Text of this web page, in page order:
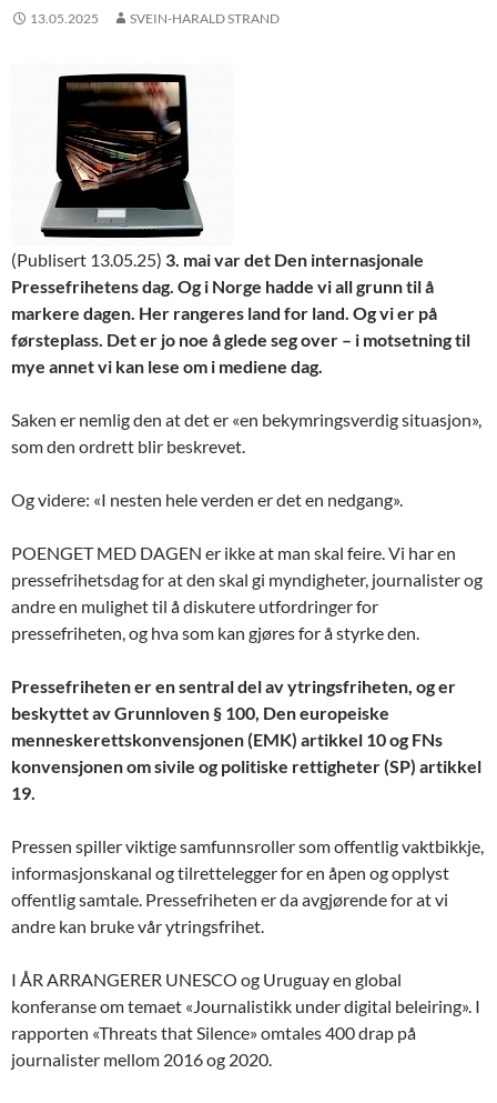
13.05.2025 SVEIN-HARALD STRAND
(Publisert 13.05.25) 3. mai var det Den internasjonale
Pressefrihetens dag. Og i Norge hadde vi all grunn til å
markere dagen. Her rangeres land for land. Og vi er på
førsteplass. Det er jo noe å glede seg over – i motsetning til
mye annet vi kan lese om i mediene dag.
Saken er nemlig den at det er «en bekymringsverdig situasjon»,
som den ordrett blir beskrevet.
Og videre: «I nesten hele verden er det en nedgang».
POENGET MED DAGEN er ikke at man skal feire. Vi har en
pressefrihetsdag for at den skal gi myndigheter, journalister og
andre en mulighet til å diskutere utfordringer for
pressefriheten, og hva som kan gjøres for å styrke den.
Pressefriheten er en sentral del av ytringsfriheten, og er
beskyttet av Grunnloven § 100, Den europeiske
menneskerettskonvensjonen (EMK) artikkel 10 og FNs
konvensjonen om sivile og politiske rettigheter (SP) artikkel
19.
Pressen spiller viktige samfunnsroller som offentlig vaktbikkje,
informasjonskanal og tilrettelegger for en åpen og opplyst
offentlig samtale. Pressefriheten er da avgjørende for at vi
andre kan bruke vår ytringsfrihet.
I ÅR ARRANGERER UNESCO og Uruguay en global
konferanse om temaet «Journalistikk under digital beleiring». I
rapporten «Threats that Silence» omtales 400 drap på
journalister mellom 2016 og 2020.